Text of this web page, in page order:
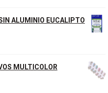
ALUMINIO EUCALIPTO
MULTICOLOR